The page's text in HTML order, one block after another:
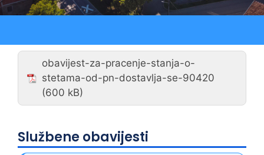
obavijest-za-pracenje-stanja-o-
stetama-od-pn-dostavlja-se-90420
Službene obavijesti